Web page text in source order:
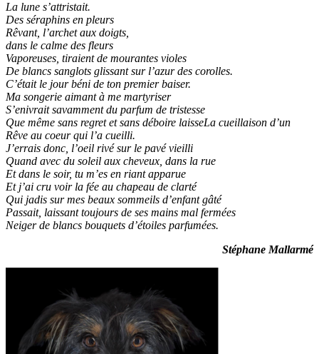
La lune s’attristait.
Des séraphins en pleurs
Rêvant, l’archet aux doigts,
dans le calme des fleurs
Vaporeuses, tiraient de mourantes violes
De blancs sanglots glissant sur l’azur des corolles.
C’était le jour béni de ton premier baiser.
Ma songerie aimant à me martyriser
S’enivrait savamment du parfum de tristesse
Que même sans regret et sans déboire laisseLa cueillaison d’un
Rêve au coeur qui l’a cueilli.
J’errais donc, l’oeil rivé sur le pavé vieilli
Quand avec du soleil aux cheveux, dans la rue
Et dans le soir, tu m’es en riant apparue
Et j’ai cru voir la fée au chapeau de clarté
Qui jadis sur mes beaux sommeils d’enfant gâté
Passait, laissant toujours de ses mains mal fermées
Neiger de blancs bouquets d’étoiles parfumées.
Stéphane Mallarmé